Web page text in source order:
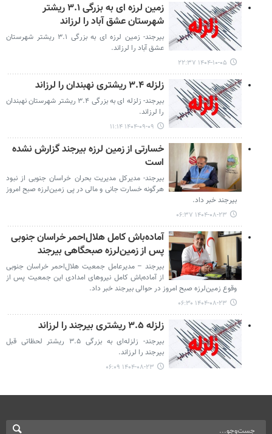
زمین لرزه ای به بزرگی ۳.۱ ریشتر
شهرستان عشق آباد را لرزاند
بیرجند- زمین لرزه ای به بزرگی ۳.۱ ریشتر شهرستان
عشق آباد را لرزاند.
۱۴۰۴-۱۰-۰۵ ۲۲:۳۷
زلزله ۳.۴ ریشتری نهبندان را لرزاند
بیرجند- زلزله ای به بزرگی ۳.۴ ریشتر شهرستان نهبندان
را لرزاند.
۱۴۰۴-۰۹-۰۹ ۱۱:۱۴
خسارتی از زمین لرزه بیرجند گزارش نشده
است
بیرجند- مدیرکل مدیریت بحران خراسان جنوبی از نبود
هرگونه خسارت جانی و مالی در پی زمین‌لرزه صبح امروز
بیرجند خبر داد.
۱۴۰۴-۰۸-۲۳ ۰۶:۳۷
آماده‌باش کامل هلال‌احمر خراسان جنوبی
پس از زمین‌لرزه صبحگاهی بیرجند
بیرجند – مدیرعامل جمعیت هلال‌احمر خراسان جنوبی
از آماده‌باش کامل نیروهای امدادی این جمعیت پس از
وقوع زمین‌لرزه صبح امروز در حوالی بیرجند خبر داد.
۱۴۰۴-۰۸-۲۳ ۰۶:۳۰
زلزله ۳.۵ ریشتری بیرجند را لرزاند
بیرجند- زلزله‌ای به بزرگی ۳.۵ ریشتر لحظاتی قبل
بیرجند را لرزاند.
۱۴۰۴-۰۸-۲۳ ۰۶:۰۹